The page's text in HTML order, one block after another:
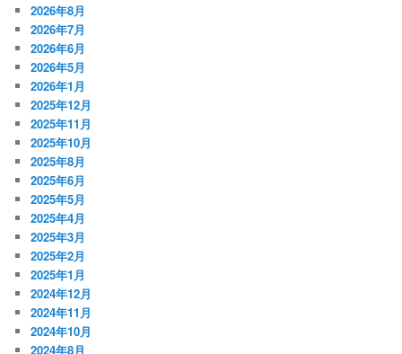
2026年8月
2026年7月
2026年6月
2026年5月
2026年1月
2025年12月
2025年11月
2025年10月
2025年8月
2025年6月
2025年5月
2025年4月
2025年3月
2025年2月
2025年1月
2024年12月
2024年11月
2024年10月
2024年8月